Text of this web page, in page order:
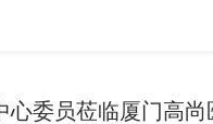
心委员莅临厦门高